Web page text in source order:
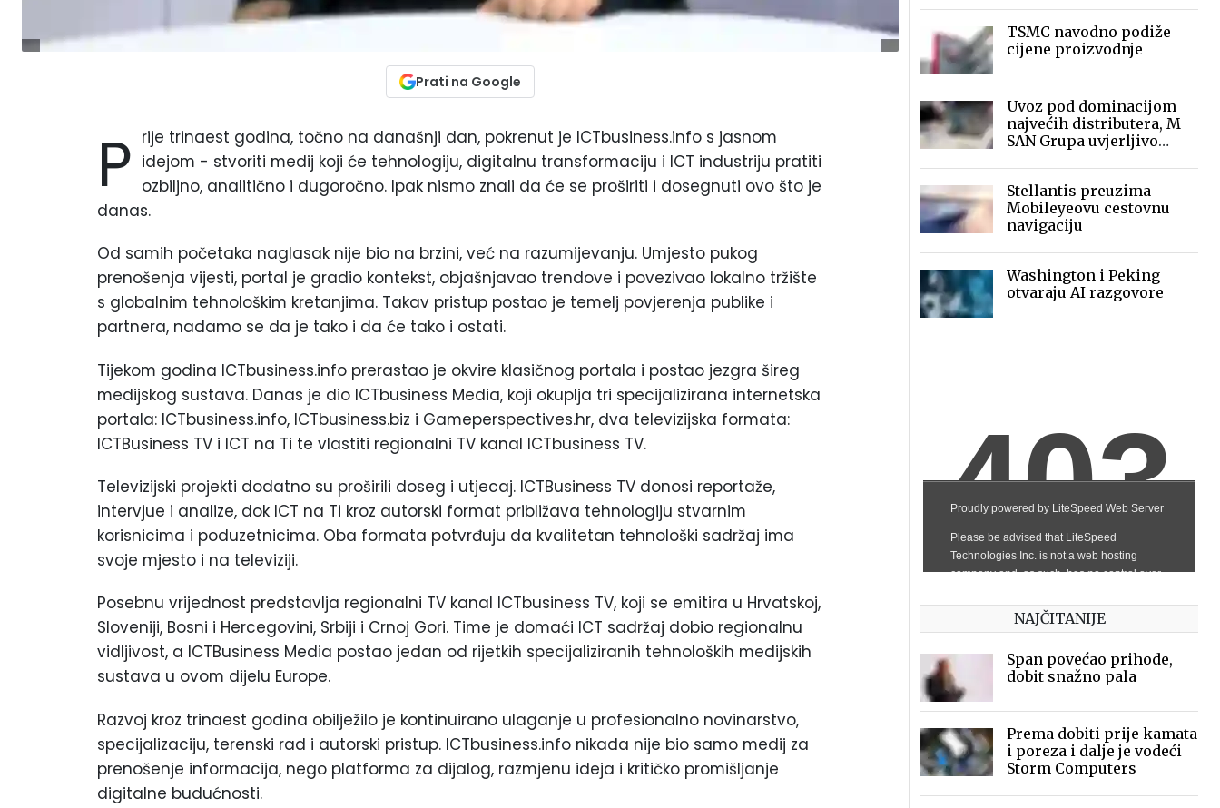
Prati na Google
P rije trinaest godina, točno na današnji dan, pokrenut je ICTbusiness.info s jasnom
idejom - stvoriti medij koji će tehnologiju, digitalnu transformaciju i ICT industriju pratiti
ozbiljno, analitično i dugoročno. Ipak nismo znali da će se proširiti i dosegnuti ovo što je
danas.
Od samih početaka naglasak nije bio na brzini, već na razumijevanju. Umjesto pukog
prenošenja vijesti, portal je gradio kontekst, objašnjavao trendove i povezivao lokalno tržište
s globalnim tehnološkim kretanjima. Takav pristup postao je temelj povjerenja publike i
partnera, nadamo se da je tako i da će tako i ostati.
Tijekom godina ICTbusiness.info prerastao je okvire klasičnog portala i postao jezgra šireg
medijskog sustava. Danas je dio ICTbusiness Media, koji okuplja tri specijalizirana internetska
portala: ICTbusiness.info, ICTbusiness.biz i Gameperspectives.hr, dva televizijska formata:
ICTBusiness TV i ICT na Ti te vlastiti regionalni TV kanal ICTbusiness TV.
Televizijski projekti dodatno su proširili doseg i utjecaj. ICTBusiness TV donosi reportaže,
intervjue i analize, dok ICT na Ti kroz autorski format približava tehnologiju stvarnim
korisnicima i poduzetnicima. Oba formata potvrđuju da kvalitetan tehnološki sadržaj ima
svoje mjesto i na televiziji.
Posebnu vrijednost predstavlja regionalni TV kanal ICTbusiness TV, koji se emitira u Hrvatskoj,
Sloveniji, Bosni i Hercegovini, Srbiji i Crnoj Gori. Time je domaći ICT sadržaj dobio regionalnu
vidljivost, a ICTBusiness Media postao jedan od rijetkih specijaliziranih tehnoloških medijskih
sustava u ovom dijelu Europe.
Razvoj kroz trinaest godina obilježilo je kontinuirano ulaganje u profesionalno novinarstvo,
specijalizaciju, terenski rad i autorski pristup. ICTbusiness.info nikada nije bio samo medij za
prenošenje informacija, nego platforma za dijalog, razmjenu ideja i kritičko promišljanje
digitalne budućnosti.
TSMC navodno podiže
cijene proizvodnje
Uvoz pod dominacijom
najvećih distributera, M
SAN Grupa uvjerljivo
Microline drugi
Stellantis preuzima
Mobileyeovu cestovnu
navigaciju
Washington i Peking
otvaraju AI razgovore
NAJČITANIJE
Span povećao prihode,
dobit snažno pala
Prema dobiti prije kamata
i poreza i dalje je vodeći
Storm Computers